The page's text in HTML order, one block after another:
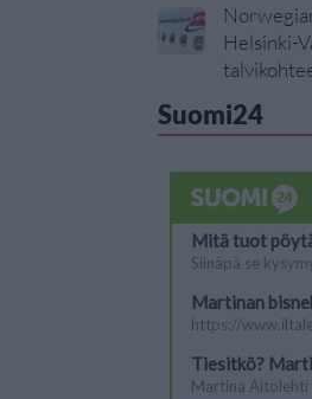
Helsinki-
Suomi24